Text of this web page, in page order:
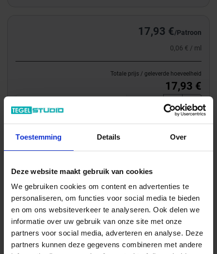
Toestemming Details Over
Deze website maakt gebruik van cookies
We gebruiken cookies om content en advertenties te
personaliseren, om functies voor social media te bieden
en om ons websiteverkeer te analyseren. Ook delen we
informatie over uw gebruik van onze site met onze
partners voor social media, adverteren en analyse. Deze
partners kunnen deze gegevens combineren met andere
17,93 €/Patroon
0,06 € / ml
Totale prijs / geleverde hoeveelheid
17,93 €
In het winkelmandje
Wil je graag een afspraak?
Onze verkoopspecialisten staan graag voor je klaar: